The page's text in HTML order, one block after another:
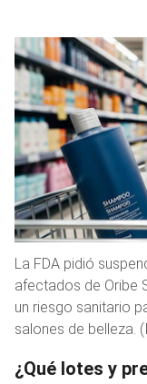
La FDA pidió
afectados de Oribe
un riesgo sanitario
salones de belleza.
¿Qué lotes y